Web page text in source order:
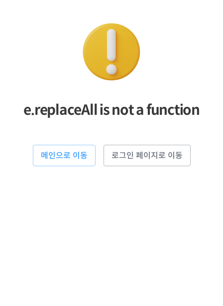
e.replaceAll is not a function
메인으로 이동 로그인 페이지로 이동